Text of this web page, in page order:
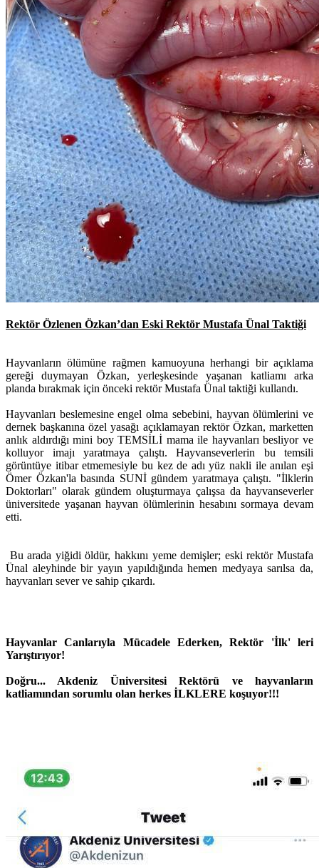
Rektör Özlenen Özkan’dan Eski Rektör Mustafa Ünal Taktiği
Hayvanların ölümüne rağmen kamuoyuna herhangi bir açıklama
gereği duymayan Özkan, yerleşkesinde yaşanan katliamı arka
planda bırakmak için önceki rektör Mustafa Ünal taktiği kullandı.
Hayvanları beslemesine engel olma sebebini, hayvan ölümlerini ve
dernek başkanına özel yasağı açıklamayan rektör Özkan, marketten
anlık aldırdığı mini boy TEMSİLİ mama ile hayvanları besliyor ve
kolluyor imajı yaratmaya çalıştı. Hayvanseverlerin bu temsili
görüntüye itibar etmemesiyle bu kez de adı yüz nakli ile anılan eşi
Ömer Özkan'la basında SUNİ gündem yaratmaya çalıştı. "İlklerin
Doktorları" olarak gündem oluşturmaya çalışsa da hayvanseverler
üniversitede yaşanan hayvan ölümlerinin hesabını sormaya devam
etti.
Bu arada yiğidi öldür, hakkını yeme demişler; eski rektör Mustafa
Ünal aleyhinde bir yayın yapıldığında hemen medyaya sarılsa da,
hayvanları sever ve sahip çıkardı.
Hayvanlar Canlarıyla Mücadele Ederken, Rektör 'İlk' leri
Yarıştırıyor!
Doğru... Akdeniz Üniversitesi Rektörü ve hayvanların
katliamından sorumlu olan herkes İLKLERE koşuyor!!!